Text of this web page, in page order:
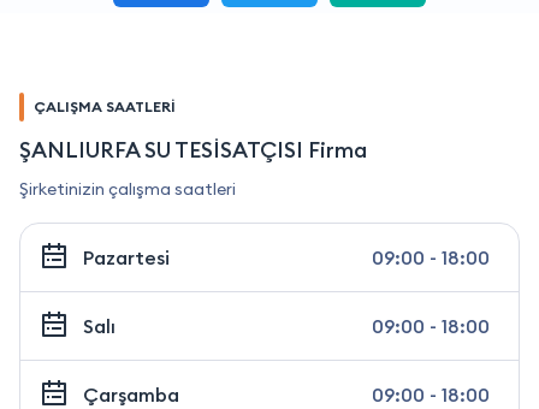
ÇALIŞMA SAATLERİ
ŞANLIURFA SU TESİSATÇISI Firma
Şirketinizin çalışma saatleri
Pazartesi 09:00 - 18:00
Salı 09:00 - 18:00
Çarşamba 09:00 - 18:00